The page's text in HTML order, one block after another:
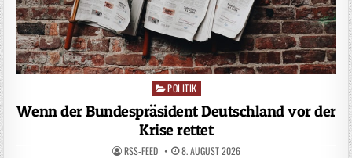
Posted
in
POLITIK
Wenn der Bundespräsident Deutschland vor der
Krise rettet
RSS-FEED 8. AUGUST 2026